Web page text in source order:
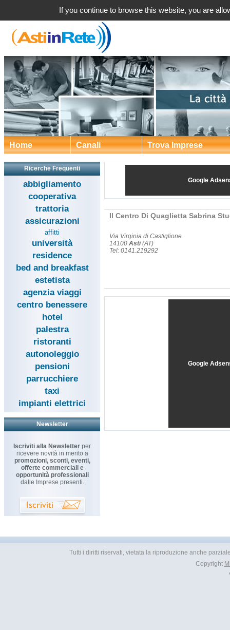
Home Canali Trova Imprese
Ricerche Frequenti
abbigliamento
cooperativa
trattoria
assicurazioni
affitti
università
residence
bed and breakfast
estetista
agenzia viaggi
centro benessere
hotel
palestra
ristoranti
autonoleggio
pensioni
parrucchiere
taxi
impianti elettrici
Newsletter
Iscriviti alla Newsletter per
ricevere novità in merito a
promozioni, sconti, eventi,
offerte commerciali e
opportunità professionali
dalle Imprese presenti.
Google
Il Centro Di Quaglietta Sabrina
Via Virginia di Castiglione
14100 Asti(AT)
Tel: 0141.219292
Google
Tutti i diritti riservati, vietata la riproduzione anche
Copyright
If you continue to browse this website, you are